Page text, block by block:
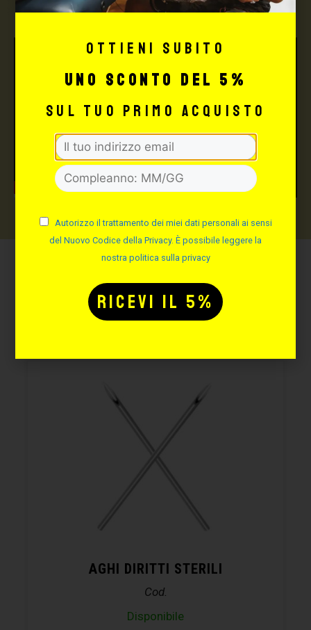
Potrebbe interessarti
anche:
AGHI DIRITTI STERILI
Cod.
Disponibile
Ottieni subito
uno sconto del 5%
sul tuo primo acquisto
Autorizzo il trattamento dei miei dati personali ai sensi
del Nuovo Codice della Privacy. È possibile leggere la
nostra politica sulla privacy